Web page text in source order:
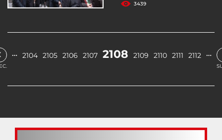
3439
… 2104 2105 2106 2107 2108 2109 2110 2111 2112 …